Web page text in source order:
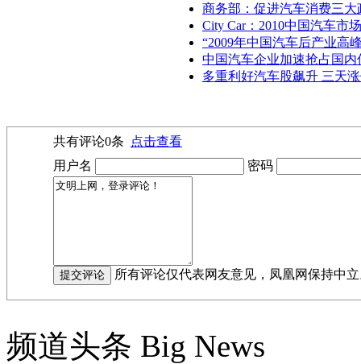
商务部：促进汽车消费三大
City Car：2010中国汽车市
“2009年中国汽车后产业高
中国汽车企业加速抢占国内
多重利好汽车股飙升 三天
共有评论0条
点击查看
用户名
密码
所有评论仅代表网友意见，凤凰网保持中
频道头条 Big News